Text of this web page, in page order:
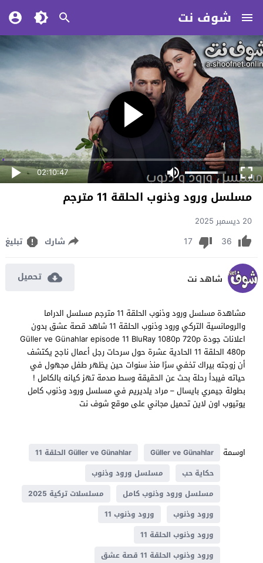
شوف نت
02:10:47
مسلسل ورود وذنوب الحلقة 11 مترجم
20 ديسمبر 2025
36
17 شارك تبليغ
شاهد نت تحميل
مشاهدة مسلسل ورود وذنوب الحلقة 11 مترجم مسلسل الدراما
والرومانسية التركي ورود وذنوب الحلقة 11 شاهد قصة عشق بدون
اعلانات جودة Güller ve Günahlar episode 11 BluRay 1080p 720p
480p الحلقة 11 الحادية عشرة حول سرحات رجل أعمال ناجح يكتشف
أن زوجته بيراك تخفي سرًا منذ سنوات حين يظهر طفل مجهول في
حياته فيبدأ رحلة بحث عن الحقيقة وسط صدمة تهز كيانه بالكامل !
بطولة جيمري بايسال – مراد يلديريم في مسلسل ورود وذنوب كامل
يوتيوب اون لاين تحميل مجاني على موقع شوف نت
اوسمة Güller ve Günahlar
Güller ve Günahlar الحلقة 11
حكاية حب
مسلسل ورود وذنوب
مسلسل ورود وذنوب كامل
مسلسلات تركية 2025
ورود وذنوب
ورود وذنوب 11
ورود وذنوب الحلقة 11
ورود وذنوب الحلقة 11 قصة عشق